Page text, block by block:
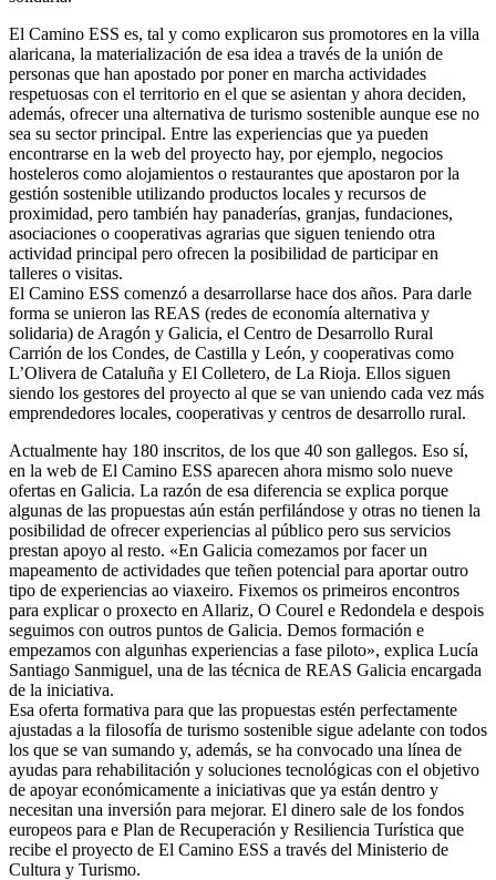
El Camino ESS es, tal y como explicaron sus promotores en la villa
alaricana, la materialización de esa idea a través de la unión de
personas que han apostado por poner en marcha actividades
respetuosas con el territorio en el que se asientan y ahora deciden,
además, ofrecer una alternativa de turismo sostenible aunque ese no
sea su sector principal. Entre las experiencias que ya pueden
encontrarse en la web del proyecto hay, por ejemplo, negocios
hosteleros como alojamientos o restaurantes que apostaron por la
gestión sostenible utilizando productos locales y recursos de
proximidad, pero también hay panaderías, granjas, fundaciones,
asociaciones o cooperativas agrarias que siguen teniendo otra
actividad principal pero ofrecen la posibilidad de participar en
talleres o visitas.
El Camino ESS comenzó a desarrollarse hace dos años. Para darle
forma se unieron las REAS (redes de economía alternativa y
solidaria) de Aragón y Galicia, el Centro de Desarrollo Rural
Carrión de los Condes, de Castilla y León, y cooperativas como
L’Olivera de Cataluña y El Colletero, de La Rioja. Ellos siguen
siendo los gestores del proyecto al que se van uniendo cada vez más
emprendedores locales, cooperativas y centros de desarrollo rural.
Actualmente hay 180 inscritos, de los que 40 son gallegos. Eso sí,
en la web de El Camino ESS aparecen ahora mismo solo nueve
ofertas en Galicia. La razón de esa diferencia se explica porque
algunas de las propuestas aún están perfilándose y otras no tienen la
posibilidad de ofrecer experiencias al público pero sus servicios
prestan apoyo al resto. «En Galicia comezamos por facer un
mapeamento de actividades que teñen potencial para aportar outro
tipo de experiencias ao viaxeiro. Fixemos os primeiros encontros
para explicar o proxecto en Allariz, O Courel e Redondela e despois
seguimos con outros puntos de Galicia. Demos formación e
empezamos con algunhas experiencias a fase piloto», explica Lucía
Santiago Sanmiguel, una de las técnica de REAS Galicia encargada
de la iniciativa.
Esa oferta formativa para que las propuestas estén perfectamente
ajustadas a la filosofía de turismo sostenible sigue adelante con todos
los que se van sumando y, además, se ha convocado una línea de
ayudas para rehabilitación y soluciones tecnológicas con el objetivo
de apoyar económicamente a iniciativas que ya están dentro y
necesitan una inversión para mejorar. El dinero sale de los fondos
europeos para e Plan de Recuperación y Resiliencia Turística que
recibe el proyecto de El Camino ESS a través del Ministerio de
Cultura y Turismo.